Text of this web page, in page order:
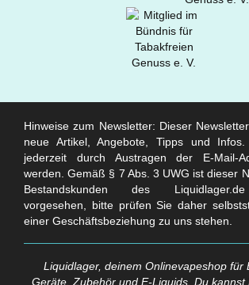
Hinweise zum Newsletter: Dieser
neue Artikel, Angebote, Tipps und
jederzeit durch Austragen der E-Mail-
werden. Gemäß § 7 Abs. 3 UWG ist dieser
Bestandskunden des
vorgesehen, bitte prüfen Sie daher
einer Geschäftsbeziehung zu uns stehen.
Liquidlager, deinem Onlinevapeshop für
Geräte, Zubehör und E-Liquids. Du kannst